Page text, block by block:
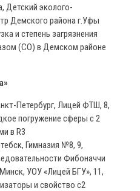
Детский эколого-
Демского района г.Уфы
и степень загрязнения
(СО) в Демском районе
Петербург, Лицей ФТШ, 8,
погружение сферы с 2
в R3
Гимназия №8, 9,
Фибоначчи
УОУ «Лицей БГУ», 11,
и свойство с2